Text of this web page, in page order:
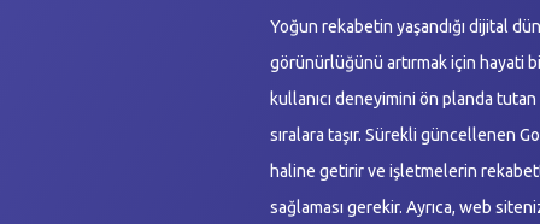
Yoğun rekabetin yaşandığı dijital
görünürlüğünü artırmak için hayati
kullanıcı deneyimini ön planda
sıralara taşır. Sürekli güncellenen
haline getirir ve işletmelerin
sağlaması gerekir. Ayrıca, web